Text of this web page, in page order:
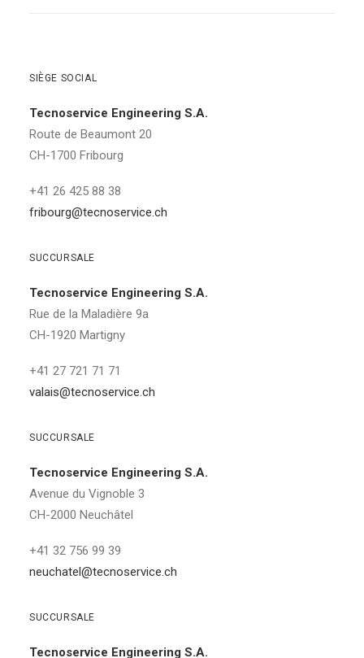
SIÈGE SOCIAL
Tecnoservice Engineering S.A.
Route de Beaumont 20
CH-1700 Fribourg
+41 26 425 88 38
fribourg@tecnoservice.ch
SUCCURSALE
Tecnoservice Engineering S.A.
Rue de la Maladière 9a
CH-1920 Martigny
+41 27 721 71 71
valais@tecnoservice.ch
SUCCURSALE
Tecnoservice Engineering S.A.
Avenue du Vignoble 3
CH-2000 Neuchâtel
+41 32 756 99 39
neuchatel@tecnoservice.ch
SUCCURSALE
Tecnoservice Engineering S.A.